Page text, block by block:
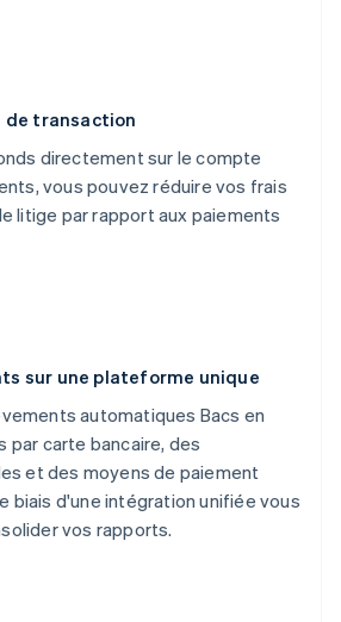
de transaction
directement sur le compte
vous pouvez réduire vos frais
litige par rapport aux paiements
sur une plateforme unique
automatiques Bacs en
par carte bancaire, des
et des moyens de paiement
biais d'une intégration unifiée vous
vos rapports.